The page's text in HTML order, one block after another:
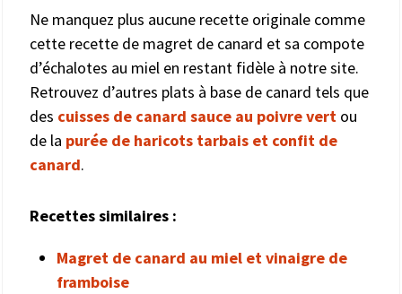
Ne manquez plus aucune recette originale comme
cette recette de magret de canard et sa compote
d’échalotes au miel en restant fidèle à notre site.
Retrouvez d’autres plats à base de canard tels que
des cuisses de canard sauce au poivre vert ou
de la purée de haricots tarbais et confit de
canard.
Recettes similaires :
Magret de canard au miel et vinaigre de
framboise